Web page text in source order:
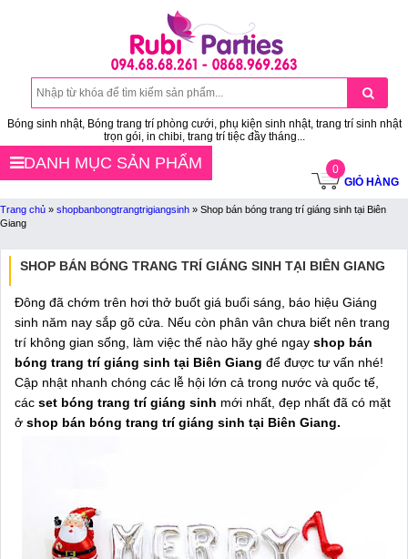
Bóng sinh nhật, Bóng trang trí phòng cưới, phụ kiện sinh nhật, trang trí sinh nhật
trọn gói, in chibi, trang trí tiệc đầy tháng...
0
GIỎ HÀNG
DANH MỤC SẢN PHẨM
Trang chủ » shopbanbongtrangtrigiangsinh » Shop bán bóng trang trí giáng sinh tại Biên
Giang
SHOP BÁN BÓNG TRANG TRÍ GIÁNG SINH TẠI BIÊN GIANG
Đông đã chớm trên hơi thở buốt giá buổi sáng, báo hiệu Giáng
sinh năm nay sắp gõ cửa. Nếu còn phân vân chưa biết nên trang
trí không gian sống, làm việc thế nào hãy ghé ngay shop bán
bóng trang trí giáng sinh tại Biên Giang để được tư vấn nhé!
Cập nhật nhanh chóng các lễ hội lớn cả trong nước và quốc tế,
các set bóng trang trí giáng sinh mới nhất, đẹp nhất đã có mặt
ở shop bán bóng trang trí giáng sinh tại Biên Giang.